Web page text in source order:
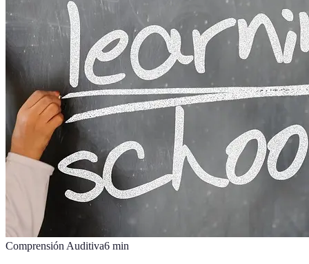
Comprensión Auditiva6 min